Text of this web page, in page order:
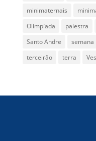
minimaternais
Olimpíada
palestra
Santo Andre
semana
terceirão
terra